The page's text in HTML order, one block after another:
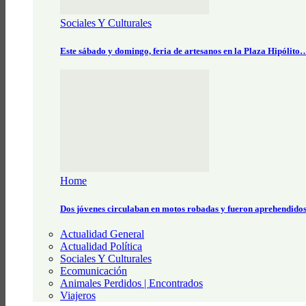
Sociales Y Culturales
Este sábado y domingo, feria de artesanos en la Plaza
Home
Dos jóvenes circulaban en motos robadas y fueron aprehendidos
Actualidad General
Actualidad Política
Sociales Y Culturales
Ecomunicación
Animales Perdidos | Encontrados
Viajeros